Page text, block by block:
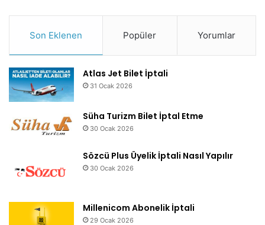
Son Eklenen Popüler Yorumlar
Atlas Jet Bilet İptali
31 Ocak 2026
Süha Turizm Bilet İptal Etme
30 Ocak 2026
Sözcü Plus Üyelik İptali Nasıl Yapılır
30 Ocak 2026
Millenicom Abonelik İptali
29 Ocak 2026